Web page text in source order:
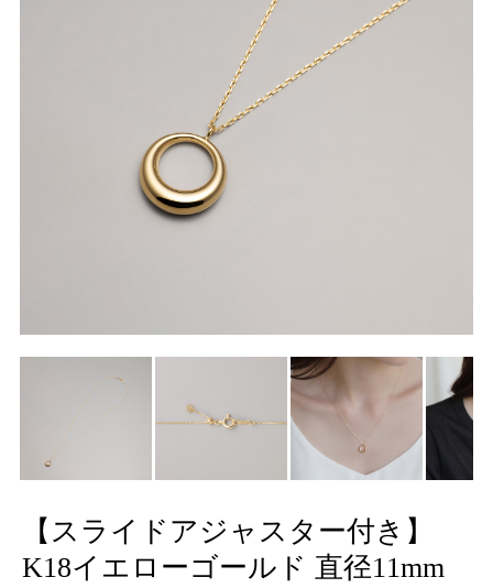
【スライドアジャスター付き】
K18イエローゴールド 直径11mm